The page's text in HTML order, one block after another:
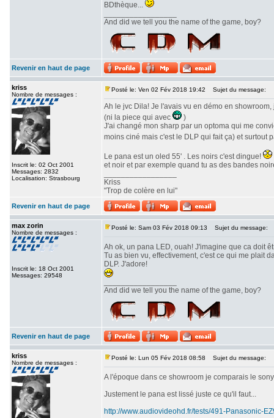
BDthèque...
And did we tell you the name of the game, boy?
Revenir en haut de page
kriss
Nombre de messages :
Inscrit le: 02 Oct 2001
Messages: 2832
Localisation: Strasbourg
Posté le: Ven 02 Fév 2018 19:42 Sujet du message:
Ah le jvc Dila! Je l'avais vu en démo en
(ni la piece qui avec
)
J'ai changé mon sharp par un optoma qui me
moins ciné mais c'est le DLP qui fait ça) et
Le pana est un oled 55' . Les noirs c'est dingue!
et noir et par exemple quand tu as des bandes
Kriss
"Trop de colère en lui"
Revenir en haut de page
max zorin
Nombre de messages :
Inscrit le: 18 Oct 2001
Messages: 29548
Posté le: Sam 03 Fév 2018 09:13 Sujet du message:
Ah ok, un pana LED, ouah! J'imagine que ca doit
Tu as bien vu, effectivement, c'est ce qui me plait
DLP. J'adore!
And did we tell you the name of the game, boy?
Revenir en haut de page
kriss
Nombre de messages :
Posté le: Lun 05 Fév 2018 08:58 Sujet du message:
A l'époque dans ce showroom je comparais le
Justement le pana est lissé juste ce qu'il faut...
http://www.audiovideohd.fr/tests/491-Panasonic-